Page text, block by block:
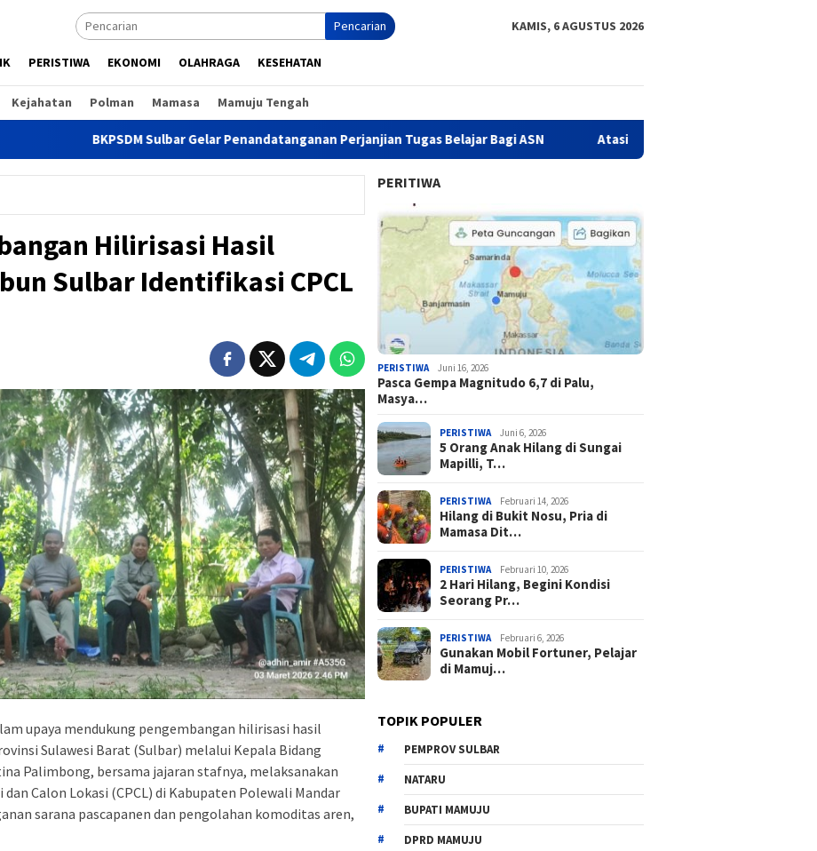
Pencarian KAMIS, 6 AGUSTUS 2026
PERISTIWA EKONOMI OLAHRAGA KESEHATAN
Kejahatan Polman Mamasa Mamuju Tengah
BKPSDM Sulbar Gelar Penandatanganan Perjanjian Tugas Belajar Bagi ASN Atasi Kejahatan Love Scamming, Diskominfo
Hilirisasi Hasil
Sulbar Identifikasi CPCL
upaya mendukung pengembangan hilirisasi hasil
Sulawesi Barat (Sulbar) melalui Kepala Bidang
Palimbong, bersama jajaran stafnya, melaksanakan
Calon Lokasi (CPCL) di Kabupaten Polewali Mandar
sarana pascapanen dan pengolahan komoditas aren,
PERITIWA
PERISTIWA Juni 16, 2026
Pasca Gempa Magnitudo 6,7 di Palu,
Masya…
PERISTIWA Juni 6, 2026
5 Orang Anak Hilang di Sungai
Mapilli, T…
PERISTIWA Februari 14, 2026
Hilang di Bukit Nosu, Pria di
Mamasa Dit…
PERISTIWA Februari 10, 2026
2 Hari Hilang, Begini Kondisi
Seorang Pr…
PERISTIWA Februari 6, 2026
Gunakan Mobil Fortuner, Pelajar
di Mamuj…
TOPIK POPULER
PEMPROV SULBAR
NATARU
BUPATI MAMUJU
DPRD MAMUJU